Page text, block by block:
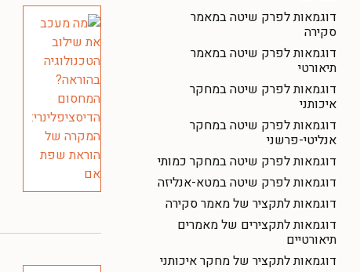
דוגמאות לפרק שיטה במאמר
סקירה
דוגמאות לפרק שיטה במאמר
תיאורטי
דוגמאות לפרק שיטה במחקר
איכותני
דוגמאות לפרק שיטה במחקר
אנליטי-פרשני
דוגמאות לפרק שיטה במחקר כמותי
דוגמאות לפרק שיטה במטא-אנליזה
דוגמאות לתקציר של מאמר סקירה
דוגמאות לתקצירים של מאמרים
תיאורטיים
דוגמאות לתקציר של מחקר איכותני